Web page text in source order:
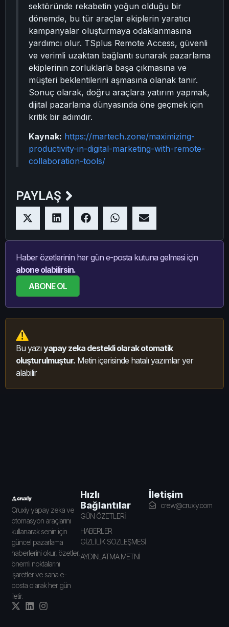
sektöründe rekabetin yoğun olduğu bir
dönemde, bu tür araçlar ekiplerin yaratıcı
kampanyalar oluşturmaya odaklanmasına
yardımcı olur. TSplus Remote Access, güvenli
ve verimli uzaktan bağlantı sunarak pazarlama
ekiplerinin zorluklarla başa çıkmasına ve
müşteri beklentilerini aşmasına olanak tanır.
Sonuç olarak, doğru araçlara yatırım yapmak,
dijital pazarlama dünyasında öne geçmek için
kritik bir adımdır.
Kaynak: https://martech.zone/maximizing-
productivity-in-digital-marketing-with-remote-
collaboration-tools/
PAYLAŞ
Haber özetlerinin her gün e-posta kutuna gelmesi için
abone olabilirsin.
ABONE OL
Bu yazıyapay zeka destekli olarak otomatik
oluşturulmuştur. Metin içerisinde hatalı yazımlar yer
alabilir
Cruxiy yapay zeka ve
otomasyon araçlarını
kullanarak senin için
güncel pazarlama
haberlerini okur, özetler,
önemli noktalarını
işaretler ve sana e-
posta olarak her gün
iletir.
Hızlı
Bağlantılar
GÜN ÖZETLERİ
HABERLER
GİZLİLİK SÖZLEŞMESİ
AYDINLATMA METNİ
İletişim
crew@cruxiy.com